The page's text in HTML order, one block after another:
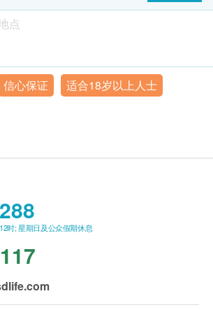
白
(卵巢)、癌抗原15.3(乳房)、癌胚抗原、癌
量)
资讯需要通知客人，否则客户只须于
日期和时间，亲临本院进行检查或
适用于18岁或以上之人士(注：个别计
内接受有关检查，并须于有效期完
约相关检查，逾期作废，并不设退
包括检查前后的医生评估费用。一
相约客户在14个工作天(不包括星期
点
222号
信心保证 适合18岁以上人士
时; 星期日及公众假期休息